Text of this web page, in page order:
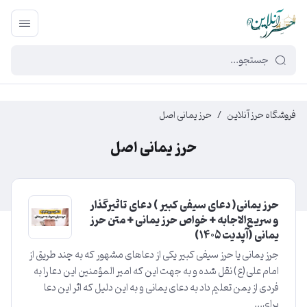
449f43cf-3da2-4422-bb12-2566cb5b8b05
فروشگاه حرز آنلاین / حرز یمانی اصل
حرز یمانی اصل
حرز یمانی( دعای سیفی کبیر ) دعای تاثیرگذار
و سریع‌الاجابه + خواص حرز یمانی + متن حرز
یمانی (آپدیت ۱۴۰5)
حِرز یمانی یا حرز سیفی کبیر یکی از دعاهای مشهور که به چند طریق از
امام علی(ع) نقل شده و به جهت این که امیر المؤمنین این دعا را به
فردی از یمن تعلیم داد به دعای یمانی و به این دلیل که اثر این دعا